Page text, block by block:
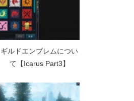
ギルドエンブレムについ
て【Icarus Part3】